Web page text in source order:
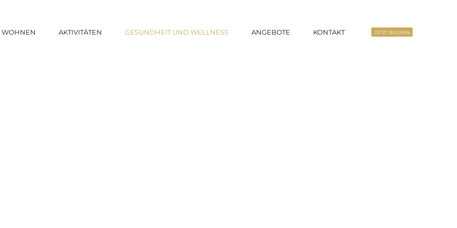
WOHNEN AKTIVITÄTEN GESUNDHEIT UND WELLNESS ANGEBOTE KONTAKT JETZT BUCHEN